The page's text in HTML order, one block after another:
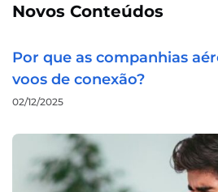
Novos Conteúdos
Por que as companhias
voos de conexão?
02/12/2025